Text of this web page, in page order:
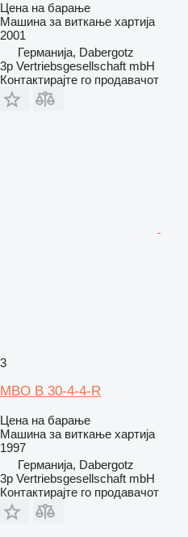
Цена на барање
Машина за виткање хартија
2001
Германија, Dabergotz
3p Vertriebsgesellschaft mbH
Контактирајте го продавачот
3
MBO B 30-4-4-R
Цена на барање
Машина за виткање хартија
1997
Германија, Dabergotz
3p Vertriebsgesellschaft mbH
Контактирајте го продавачот